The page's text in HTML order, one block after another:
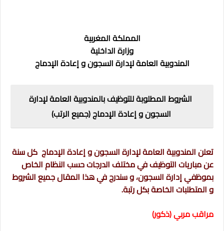
المملكة المغربية
وزارة الداخلية
المندوبية العامة لإدارة السجون و إعادة الإدماج
الشروط المطلوبة للتوظيف بالمندوبية العامة لإدارة
السجون و إعادة الإدماج (جميع الرتب)
تعلن المندوبية العامة لإدارة السجون و إعادة الإدماج كل سنة
عن مباريات التوظيف في مختلف الدرجات حسب النظام الخاص
بموظفي إدارة السجون، و سندرج في هذا المقال جميع الشروط
و المتطلبات الخاصة بكل رتبة.
مراقب مربي (ذكور)